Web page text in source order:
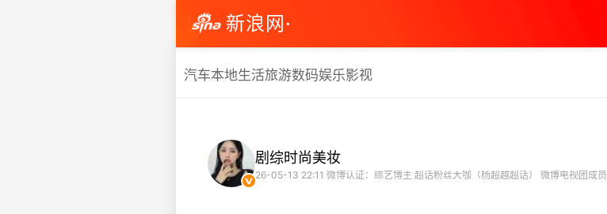
新浪网·
汽车本地生活旅游数码娱乐影视
剧综时尚美妆
26-05-13 22:11 微博认证：综艺博主 超话粉丝大咖（杨超越超话） 微博电视团成员